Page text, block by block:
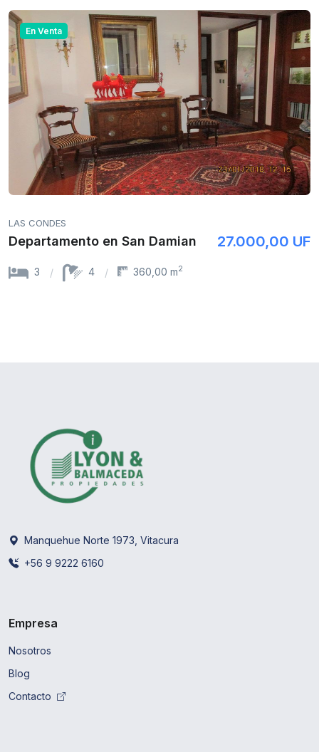
En Venta
LAS CONDES
Departamento en San Damian 27.000,00 UF
3 4 360,00 m2
Manquehue Norte 1973, Vitacura
+56 9 9222 6160
Empresa
Nosotros
Blog
Contacto